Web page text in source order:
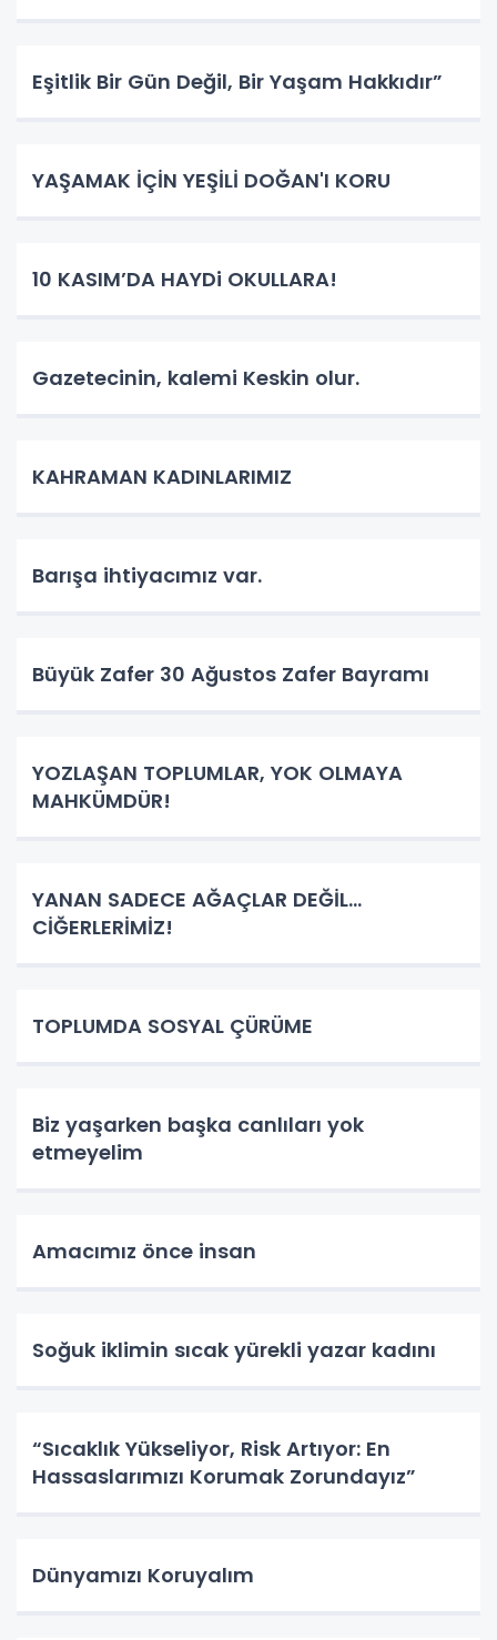
Eşitlik Bir Gün Değil, Bir Yaşam Hakkıdır”
YAŞAMAK İÇİN YEŞİLİ DOĞAN'I KORU
10 KASIM’DA HAYDi OKULLARA!
Gazetecinin, kalemi Keskin olur.
KAHRAMAN KADINLARIMIZ
Barışa ihtiyacımız var.
Büyük Zafer 30 Ağustos Zafer Bayramı
YOZLAŞAN TOPLUMLAR, YOK OLMAYA
MAHKÜMDÜR!
YANAN SADECE AĞAÇLAR DEĞİL…
CİĞERLERİMİZ!
TOPLUMDA SOSYAL ÇÜRÜME
Biz yaşarken başka canlıları yok
etmeyelim
Amacımız önce insan
Soğuk iklimin sıcak yürekli yazar kadını
“Sıcaklık Yükseliyor, Risk Artıyor: En
Hassaslarımızı Korumak Zorundayız”
Dünyamızı Koruyalım